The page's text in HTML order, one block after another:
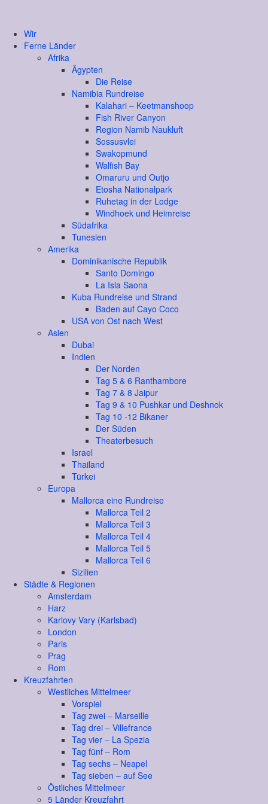
Wir
Ferne Länder
Afrika
Ägypten
Die Reise
Namibia Rundreise
Kalahari – Keetmanshoop
Fish River Canyon
Region Namib Naukluft
Sossusvlei
Swakopmund
Walfish Bay
Omaruru und Outjo
Etosha Nationalpark
Ruhetag in der Lodge
Windhoek und Heimreise
Südafrika
Tunesien
Amerika
Dominikanische Republik
Santo Domingo
La Isla Saona
Kuba Rundreise und Strand
Baden auf Cayo Coco
USA von Ost nach West
Asien
Dubai
Indien
Der Norden
Tag 5 & 6 Ranthambore
Tag 7 & 8 Jaipur
Tag 9 & 10 Pushkar und Deshnok
Tag 10 -12 Bikaner
Der Süden
Theaterbesuch
Israel
Thailand
Türkei
Europa
Mallorca eine Rundreise
Mallorca Teil 2
Mallorca Teil 3
Mallorca Teil 4
Mallorca Teil 5
Mallorca Teil 6
Sizilien
Städte & Regionen
Amsterdam
Harz
Karlovy Vary (Karlsbad)
London
Paris
Prag
Rom
Kreuzfahrten
Westliches Mittelmeer
Vorspiel
Tag zwei – Marseille
Tag drei – Villefrance
Tag vier – La Spezia
Tag fünf – Rom
Tag sechs – Neapel
Tag sieben – auf See
Östliches Mittelmeer
5 Länder Kreuzfahrt